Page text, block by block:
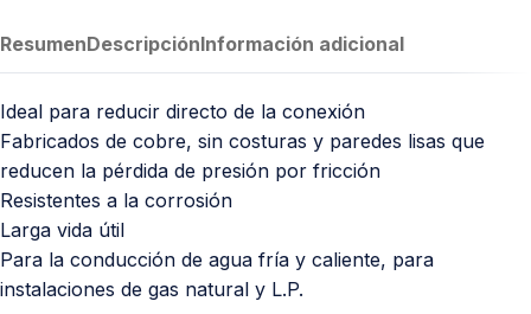
ResumenDescripciónInformación adicional
Ideal para reducir directo de la conexión
Fabricados de cobre, sin costuras y paredes lisas que
reducen la pérdida de presión por fricción
Resistentes a la corrosión
Larga vida útil
Para la conducción de agua fría y caliente, para
instalaciones de gas natural y L.P.